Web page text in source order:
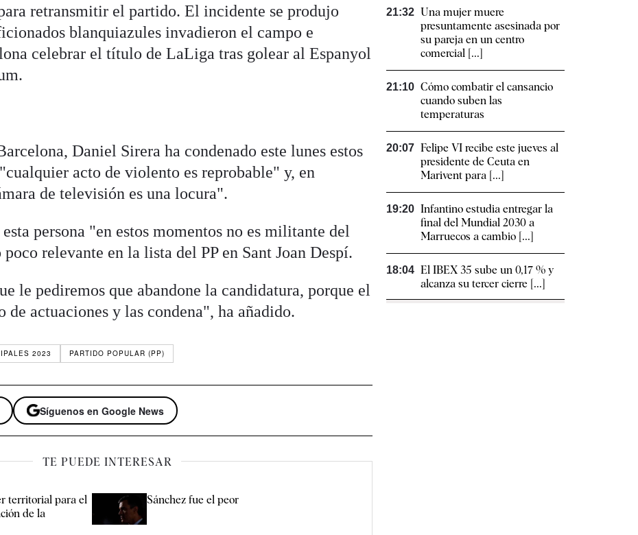
retransmitir el partido. El incidente se produjo
blanquiazules invadieron el campo e
celebrar el título de LaLiga tras golear al Espanyol
Daniel Sirera ha condenado este lunes estos
acto de violento es reprobable" y, en
de televisión es una locura".
persona "en estos momentos no es militante del
relevante en la lista del PP en Sant Joan Despí.
le pediremos que abandone la candidatura, porque el
de actuaciones y las condena", ha añadido.
2023 PARTIDO POPULAR (PP)
Síguenos en Google News
TE PUEDE INTERESAR
territorial para el
de la
Sánchez fue el peor
21:32 Una mujer muere
presuntamente asesinada por
su pareja en un centro
comercial [...]
21:10 Cómo combatir el cansancio​
cuando suben las
temperaturas
20:07 Felipe VI recibe este jueves al
presidente de Ceuta en
Marivent para [...]
19:20 Infantino estudia entregar la
final del Mundial 2030 a
Marruecos a cambio [...]
18:04 El IBEX 35 sube un 0,17 % y
alcanza su tercer cierre [...]